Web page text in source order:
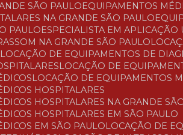
SÃO PAULO
EQUIPAMENTOS
NA GRANDE SÃO PAULO
PAULO
ESPECIALISTA EM APLICAÇÃO
NA GRANDE SÃO PAULO
LOCAÇÃO DE EQUIPAMENTOS DE
LOCAÇÃO DE
LOCAÇÃO DE EQUIPAMENTOS
HOSPITALARES
HOSPITALARES NA GRANDE
HOSPITALARES EM SÃO PAULO
EM SÃO PAULO
LOCAÇÃO DE